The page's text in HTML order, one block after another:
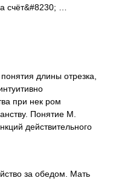
счёт&#8230; …
длины отрезка,
при нек ром
Понятие М.
действительного
за обедом. Мать